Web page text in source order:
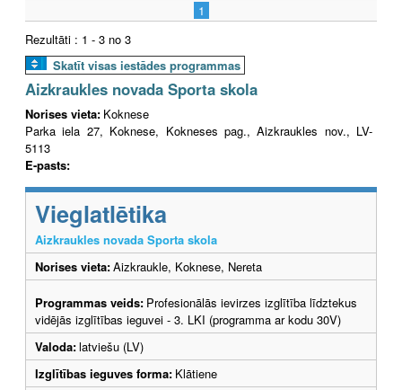
1
Rezultāti : 1 - 3 no 3
Skatīt visas iestādes programmas
Aizkraukles novada Sporta skola
Norises vieta: Koknese
Parka iela 27, Koknese, Kokneses pag., Aizkraukles nov., LV-
5113
E-pasts:
Vieglatlētika
Aizkraukles novada Sporta skola
Norises vieta:Aizkraukle, Koknese, Nereta
Programmas veids: Profesionālās ievirzes izglītība līdztekus
vidējās izglītības ieguvei - 3. LKI (programma ar kodu 30V)
Valoda:latviešu (LV)
Izglītības ieguves forma: Klātiene